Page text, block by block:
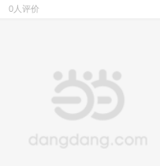
0人评价